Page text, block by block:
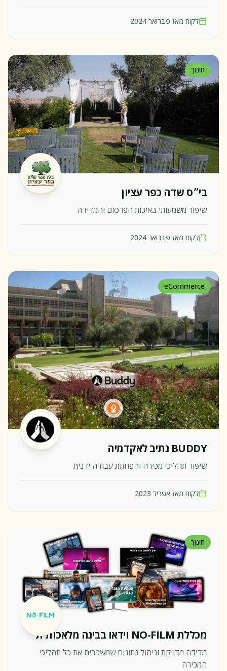
לקוח מאז פברואר 2024
חינוך
בי״ס שדה כפר עציון
שיפור משמעותי באיכות הפרסום והמדידה
לקוח מאז פברואר 2024
eCommerce
BUDDY נתיב לאקדמיה
שיפור תהליכי מכירה והפחתת עבודה ידנית
לקוח מאז אפריל 2023
חינוך
מכללת NO-FILM וידאו בבינה מלאכותית
מדידה מדויקת וניהול נתונים שמשפרים את כל תהליכי
המכירה